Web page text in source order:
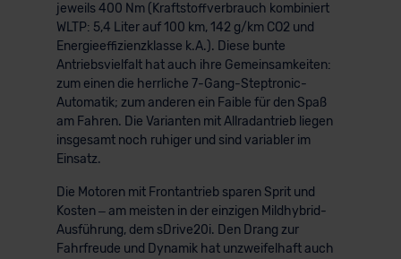
jeweils 400 Nm (Kraftstoffverbrauch kombiniert
WLTP: 5,4 Liter auf 100 km, 142 g/km CO2 und
Energieeffizienzklasse k.A.). Diese bunte
Antriebsvielfalt hat auch ihre Gemeinsamkeiten:
zum einen die herrliche 7-Gang-Steptronic-
Automatik; zum anderen ein Faible für den Spaß
am Fahren. Die Varianten mit Allradantrieb liegen
insgesamt noch ruhiger und sind variabler im
Einsatz.
Die Motoren mit Frontantrieb sparen Sprit und
Kosten – am meisten in der einzigen Mildhybrid-
Ausführung, dem sDrive20i. Den Drang zur
Fahrfreude und Dynamik hat unzweifelhaft auch